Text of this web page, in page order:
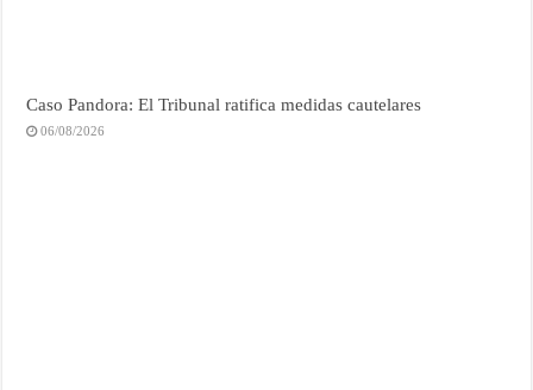
Caso Pandora: El Tribunal ratifica medidas cautelares
06/08/2026